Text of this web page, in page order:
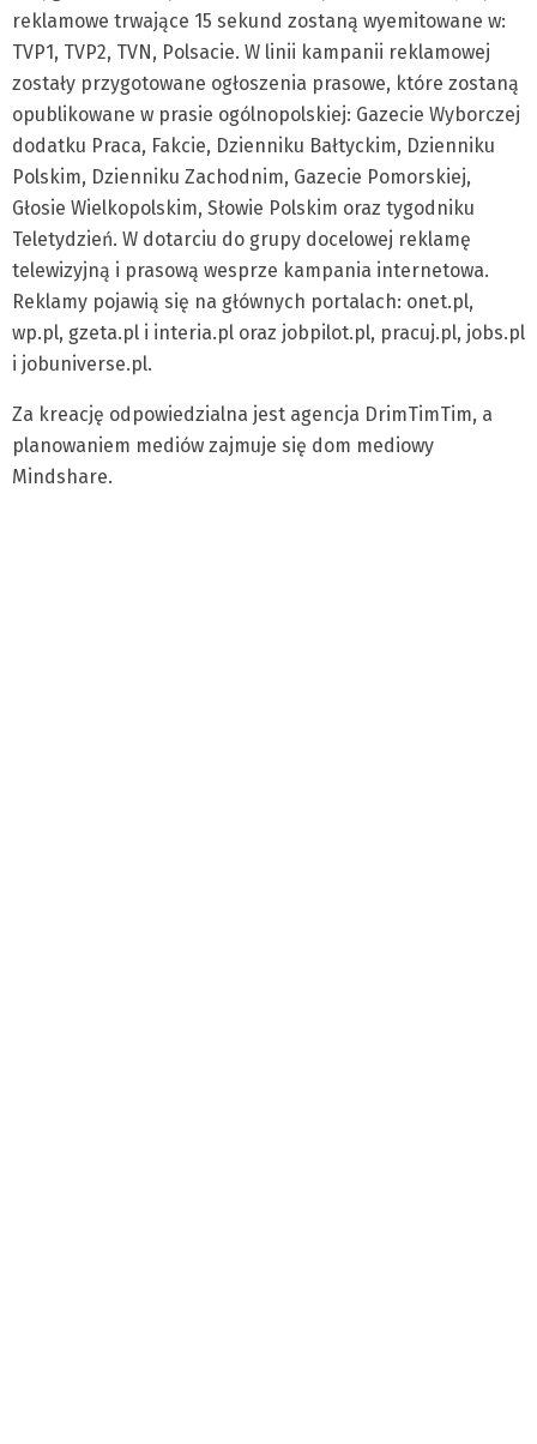
reklamowe trwające 15 sekund zostaną wyemitowane w:
TVP1, TVP2, TVN, Polsacie. W linii kampanii reklamowej
zostały przygotowane ogłoszenia prasowe, które zostaną
opublikowane w prasie ogólnopolskiej: Gazecie Wyborczej
dodatku Praca, Fakcie, Dzienniku Bałtyckim, Dzienniku
Polskim, Dzienniku Zachodnim, Gazecie Pomorskiej,
Głosie Wielkopolskim, Słowie Polskim oraz tygodniku
Teletydzień. W dotarciu do grupy docelowej reklamę
telewizyjną i prasową wesprze kampania internetowa.
Reklamy pojawią się na głównych portalach: onet.pl,
wp.pl, gzeta.pl i interia.pl oraz jobpilot.pl, pracuj.pl, jobs.pl
i jobuniverse.pl.
Za kreację odpowiedzialna jest agencja DrimTimTim, a
planowaniem mediów zajmuje się dom mediowy
Mindshare.